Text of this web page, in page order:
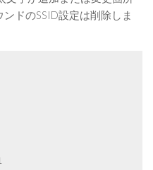
ドのSSID設定は削除しま